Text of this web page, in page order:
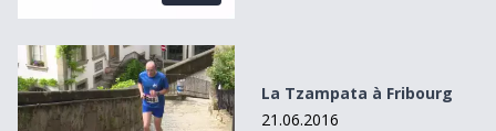
La Tzampata à Fribourg
La Tzampata à Fribourg
21.06.2016